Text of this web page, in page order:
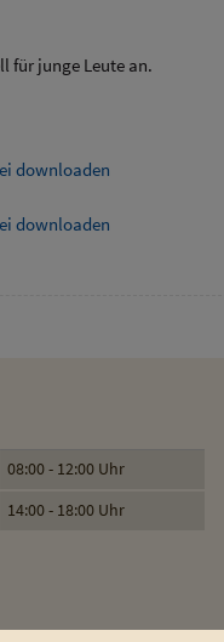
für junge Leute an.
downloaden
downloaden
08:00 - 12:00 Uhr
14:00 - 18:00 Uhr